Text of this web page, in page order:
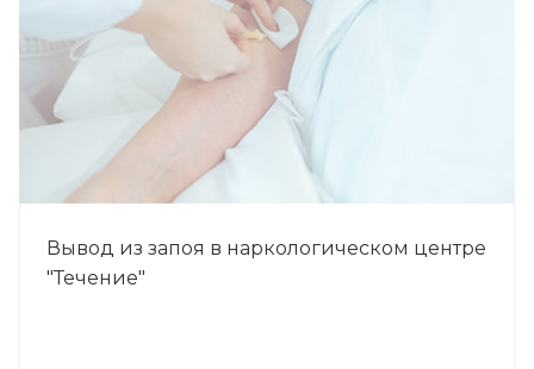
Вывод из запоя в наркологическом центре
"Течение"